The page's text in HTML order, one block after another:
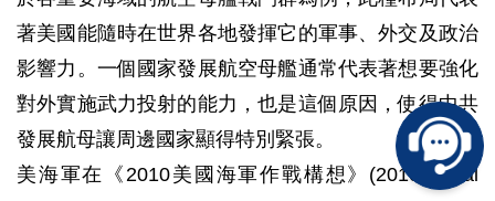
著美國能隨時在世界各地發揮它的軍事、外交及政治
影響力。一個國家發展航空母艦通常代表著想要強化
對外實施武力投射的能力，也是這個原因，使得中共
發展航母讓周邊國家顯得特別緊張。
美海軍在《2010美國海軍作戰構想》(2010 Naval